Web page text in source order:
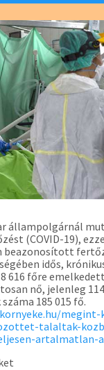
állampolgárnál
(COVID-19),
beazonosított
idős,
616 főre
nő, jelenleg
185 015 fő.
megint-
talaltak-
artalmatlan-